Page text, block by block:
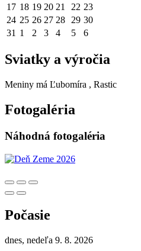
17 18 19 20 21 22 23
24 25 26 27 28 29 30
31 1 2 3 4 5 6
Sviatky a výročia
Meniny má Ľubomíra , Rastic
Fotogaléria
Náhodná fotogaléria
Počasie
dnes, nedeľa 9. 8. 2026